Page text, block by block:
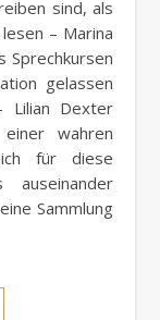
sind, als
– Marina
Sprechkursen
gelassen
Lilian Dexter
wahren
für diese
auseinander
Sammlung